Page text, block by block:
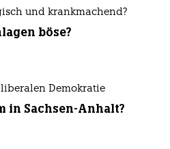
und krankmachend?
böse?
Demokratie
in Sachsen-Anhalt?